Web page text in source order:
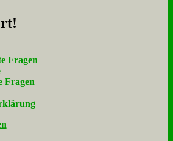
Fra­gen
Fra­gen